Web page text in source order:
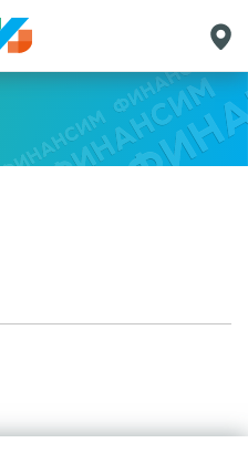
Санкт-Петербург
Екатеринбург
Краснодар